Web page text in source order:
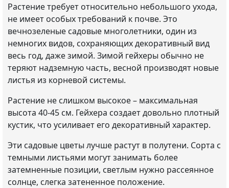
Растение требует относительно небольшого ухода,
не имеет особых требований к почве. Это
вечнозеленые садовые многолетники, один из
немногих видов, сохраняющих декоративный вид
весь год, даже зимой. Зимой гейхеры обычно не
теряют надземную часть, весной производят новые
листья из корневой системы.
Растение не слишком высокое – максимальная
высота 40-45 см. Гейхера создает довольно плотный
кустик, что усиливает его декоративный характер.
Эти садовые цветы лучше растут в полутени. Сорта с
темными листьями могут занимать более
затемненные позиции, светлым нужно рассеянное
солнце, слегка затененное положение.